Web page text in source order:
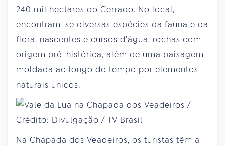
240 mil hectares do Cerrado. No local,
encontram-se diversas espécies da fauna e da
flora, nascentes e cursos d'água, rochas com
origem pré-histórica, além de uma paisagem
moldada ao longo do tempo por elementos
naturais únicos.
Na Chapada dos Veadeiros, os turistas têm a